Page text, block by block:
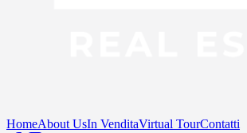
HomeAbout UsIn VenditaVirtual TourContatti